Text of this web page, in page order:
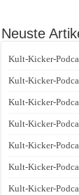
Neuste
Kult-Kicker-
Kult-Kicker-
Kult-Kicker-
Kult-Kicker-
Kult-Kicker-
Kult-Kicker-
Kult-Kicker-